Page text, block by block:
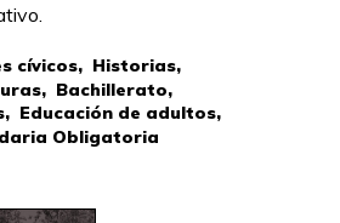
cívicos, Historias,
Bachillerato,
Educación de adultos,
Obligatoria